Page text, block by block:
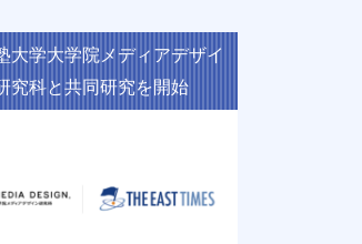
大学大学院メディアデザイ
究科と共同研究を開始